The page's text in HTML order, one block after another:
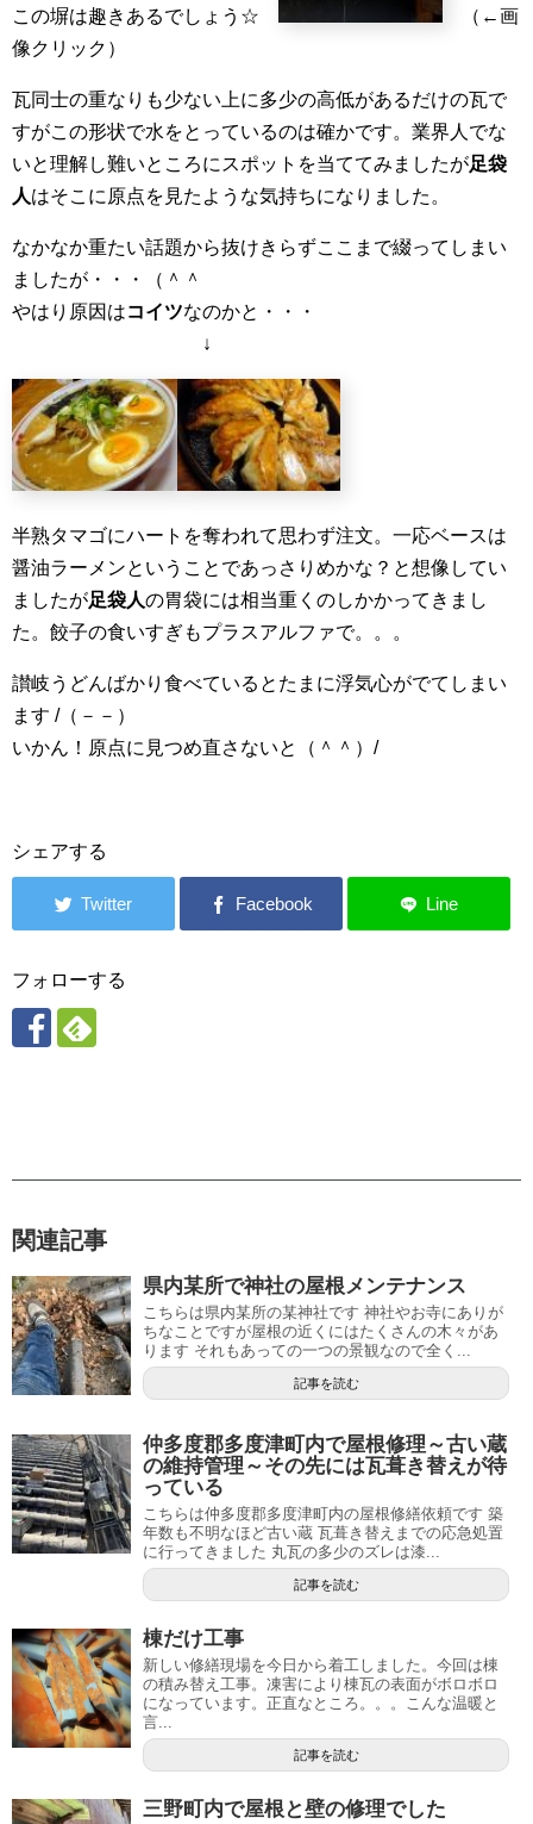
この塀は趣きあるでしょう☆
（←画
像クリック）
瓦同士の重なりも少ない上に多少の高低があるだけの瓦で
すがこの形状で水をとっているのは確かです。業界人でな
いと理解し難いところにスポットを当ててみましたが足袋
人はそこに原点を見たような気持ちになりました。
なかなか重たい話題から抜けきらずここまで綴ってしまい
ましたが・・・（＾＾ゞ
やはり原因はコイツなのかと・・・
↓
半熟タマゴにハートを奪われて思わず注文。一応ベースは
醤油ラーメンということであっさりめかな？と想像してい
ましたが足袋人の胃袋には相当重くのしかかってきまし
た。餃子の食いすぎもプラスアルファで。。。
讃岐うどんばかり食べているとたまに浮気心がでてしまい
ます /（－－）
いかん！原点に見つめ直さないと（＾＾）/
シェアする
フォローする
関連記事
県内某所で神社の屋根メンテナンス
こちらは県内某所の某神社です 神社やお寺にありが
ちなことですが屋根の近くにはたくさんの木々があ
ります それもあっての一つの景観なので全く...
記事を読む
仲多度郡多度津町内で屋根修理～古い蔵
の維持管理～その先には瓦葺き替えが待
っている
こちらは仲多度郡多度津町内の屋根修繕依頼です 築
年数も不明なほど古い蔵 瓦葺き替えまでの応急処置
に行ってきました 丸瓦の多少のズレは漆...
記事を読む
棟だけ工事
新しい修繕現場を今日から着工しました。今回は棟
の積み替え工事。凍害により棟瓦の表面がボロボロ
になっています。正直なところ。。。こんな温暖と
言...
記事を読む
三野町内で屋根と壁の修理でした